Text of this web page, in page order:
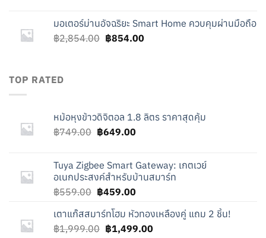
฿1,999.00.฿1,499.00.
มอเตอร์ม่านอัจฉริยะ Smart Home ควบคุมผ่านมือถือ
฿2,854.00 Original
฿854.00Current
TOP RATED
หม้อหุงข้าวดิจิตอล 1.8 ลิตร ราคาสุดคุ้ม
฿749.00 Original
฿749.00.
฿649.00Current
฿649.00.
Tuya Zigbee Smart Gateway: เกตเวย์
อเนกประสงค์สำหรับบ้านสมาร์ท
฿559.00 Original
was:
฿559.00.
฿459.00Current
is:
฿459.00.
เตาแก๊สสมาร์ทโฮม หัวทองเหลืองคู่ แถม 2 ชิ้น!
฿1,999.00 Original
฿1,499.00Current